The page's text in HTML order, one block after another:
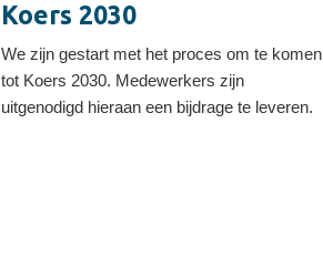
Koers 2030
We zijn gestart met het proces om te komen
tot Koers 2030. Medewerkers zijn
uitgenodigd hieraan een bijdrage te leveren.